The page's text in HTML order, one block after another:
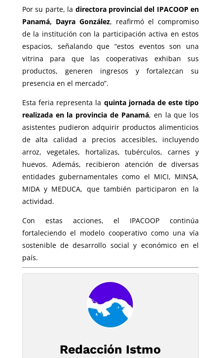
Por su parte, la directora provincial del IPACOOP en
Panamá, Dayra González, reafirmó el compromiso
de la institución con la participación activa en estos
espacios, señalando que “estos eventos son una
vitrina para que las cooperativas exhiban sus
productos, generen ingresos y fortalezcan su
presencia en el mercado”.
Esta feria representa la quinta jornada de este tipo
realizada en la provincia de Panamá, en la que los
asistentes pudieron adquirir productos alimenticios
de alta calidad a precios accesibles, incluyendo
arroz, vegetales, hortalizas, tubérculos, carnes y
huevos. Además, recibieron atención de diversas
entidades gubernamentales como el MICI, MINSA,
MIDA y MEDUCA, que también participaron en la
actividad.
Con estas acciones, el IPACOOP continúa
fortaleciendo el modelo cooperativo como una vía
sostenible de desarrollo social y económico en el
país.
Redacción Istmo